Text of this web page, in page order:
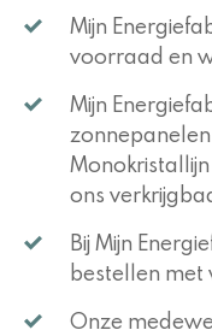
Mijn
voorraad en
Mijn
ons
Bij Mijn
bestellen met
Onze